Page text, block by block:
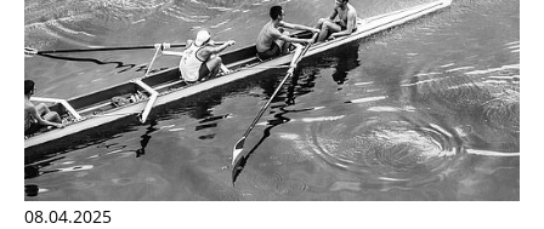
08.04.2025